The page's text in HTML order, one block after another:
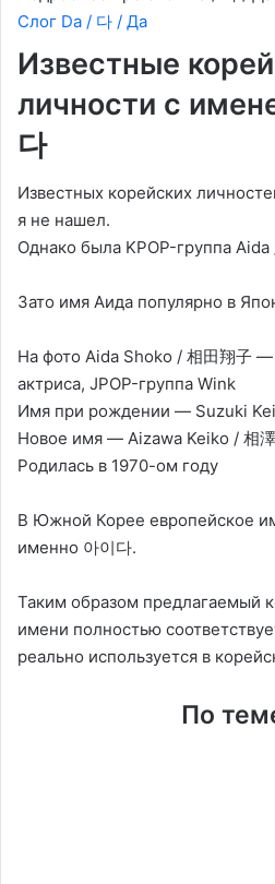
Слог Da / 다 / Да
Известные
личности с
다
Известных корейских
я не нашел.
Однако была KPOP-группа Aida
Зато имя Аида популярно в
На фото Aida Shoko / 相田翔子
актриса, JPOP-группа Wink
Имя при рождении — Suzuki
Новое имя — Aizawa Keiko / 相
Родилась в 1970-ом году
В Южной Корее европейское
именно 아이다.
Таким образом предлагаемый
имени полностью
реально используется в
По